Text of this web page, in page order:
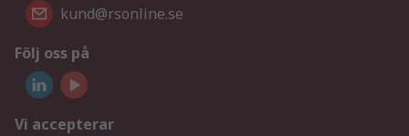
kund@rsonline.se
Följ oss på
Vi accepterar